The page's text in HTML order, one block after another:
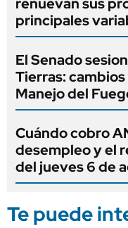
principales
El Senado
Tierras:
Manejo del
Cuándo cobro
desempleo y el
del jueves 6 de
Te puede